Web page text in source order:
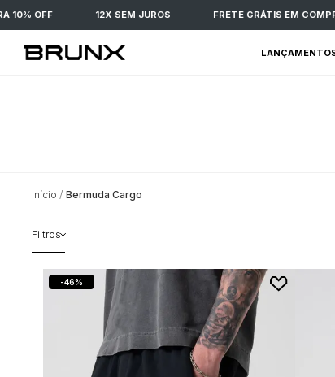
OFF 12X SEM JUROS FRETE GRÁTIS EM
Início Bermuda Cargo
Filtros
46%